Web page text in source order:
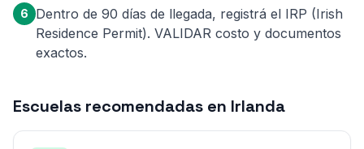
6
Dentro de 90 días de llegada, registrá el IRP (Irish
Residence Permit). VALIDAR costo y documentos
exactos.
Escuelas recomendadas en Irlanda